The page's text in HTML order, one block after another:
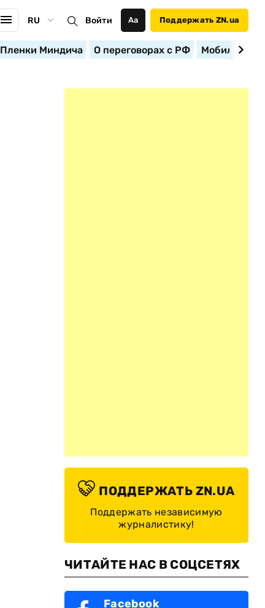
RU Войти Аа Поддержать ZN.ua
Пленки Миндича О переговорах с РФ
ПОДДЕРЖАТЬ ZN.UA
Поддержать независимую
журналистику!
ЧИТАЙТЕ НАС В СОЦСЕТЯХ
Facebook